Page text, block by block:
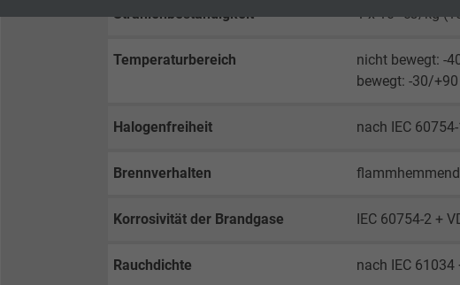
Enthält die
Zweck
Cookie
Strahlenbeständigkeit 1 x 10⁷ cJ/kg
Temperaturbereich
nicht bewegt: -
bewegt: -30/+90
Halogenfreiheit nach IEC
Brennverhalten
Korrosivität der Brandgase IEC 60754-2 +
Rauchdichte nach IEC 61034